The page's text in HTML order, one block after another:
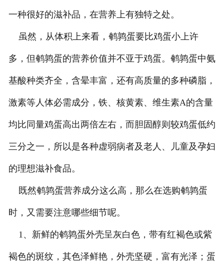
联系我们
一种很好的滋补品，在营养上有独特之处。
虽然，从体积上来看，鹌鹑蛋要比鸡蛋小上许
多，但鹌鹑蛋的营养价值并不亚于鸡蛋。鹌鹑蛋中氨
基酸种类齐全，含晕丰富，还有高质量的多种磷脂，
激素等人体必需成分，铁、核黄素、维生素A的含量
均比同量鸡蛋高出两倍左右，而胆固醇则较鸡蛋低约
三分之一，所以是各种虚弱病者及老人、儿童及孕妇
的理想滋补食品。
既然鹌鹑蛋营养成分这么高，那么在选购鹌鹑蛋
时，又需要注意哪些细节呢。
1、新鲜的鹌鹑蛋外壳呈灰白色，带有红褐色或紫
褐色的斑纹，其色泽鲜艳，外壳坚硬，富有光泽；蛋